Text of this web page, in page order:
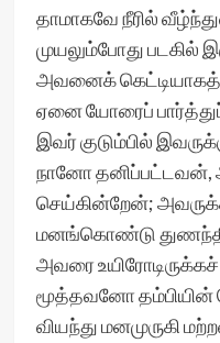
தாமாகவே நீரில்
முயலும்போது படகில்
அவனைக் கெட்டியாகத்
ஏனை யோரைப்
இவர் குடும்பில்
நானோ
செய்கின்றேன்;
மனங்கொண்டு
அவரை
மூத்தவனோ
வியந்து மனமுருகி